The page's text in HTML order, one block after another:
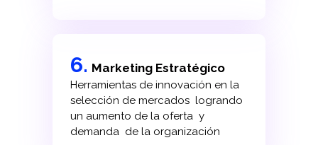
6. Marketing Estratégico
Herramientas de innovación en la
selección de mercados logrando
un aumento de la oferta y
demanda de la organización